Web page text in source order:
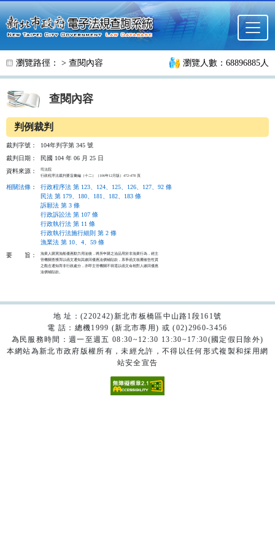
跳至主要內容
瀏覽路徑： > 查閱內容 瀏覽人數：68896885人
查閱內容
判例裁判
裁判字號：
104年判字第 345 號
裁判日期：
民國 104 年 06 月 25 日
資料來源：
司法院
行政程序法裁判要旨彙編（十二）（106年12月版）472-478 頁
相關法條 ：
行政程序法 第 123、124、125、126、127、92 條
民法 第 179、180、181、182、183 條
訴願法 第 3 條
行政訴訟法 第 107 條
行政執行法 第 11 條
行政執行法施行細則 第 2 條
漁業法 第 10、4、59 條
要
旨：
漁業人購買漁船優惠動力用油後，將所申購之油品用於非漁業行為，經主
管機關查獲而以函文通知其繳回優惠油價補貼款，系爭函文核屬催告性質
之觀念通知而非行政處分，亦即主管機關不得逕以函文命相對人繳回優惠
油價補貼款。
地 址：(220242)新北市板橋區中山路1段161號
電 話：總機1999 (新北市專用) 或 (02)2960-3456
為民服務時間：週一至週五 08:30~12:30 13:30~17:30(國定假日除外)
本網站為新北市政府版權所有，未經允許，不得以任何形式複製和採用網
站安全宣告